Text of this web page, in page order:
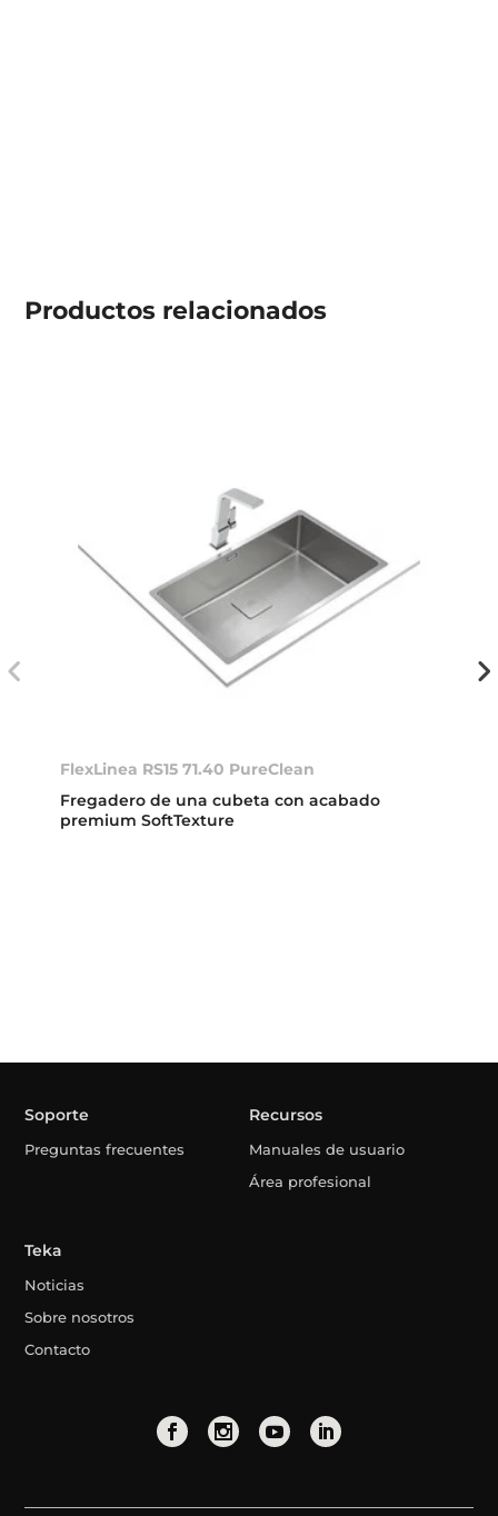
Productos relacionados
FlexLinea RS15 71.40 PureClean
Fregadero de una cubeta con acabado
premium SoftTexture
Soporte
Preguntas frecuentes
Recursos
Manuales de usuario
Área profesional
Teka
Noticias
Sobre nosotros
Contacto